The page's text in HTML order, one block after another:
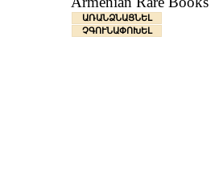
ԱՌԱՆՁՆԱՑՆԵԼ
ՉԳՈՒՆԱՓՈԽԵԼ